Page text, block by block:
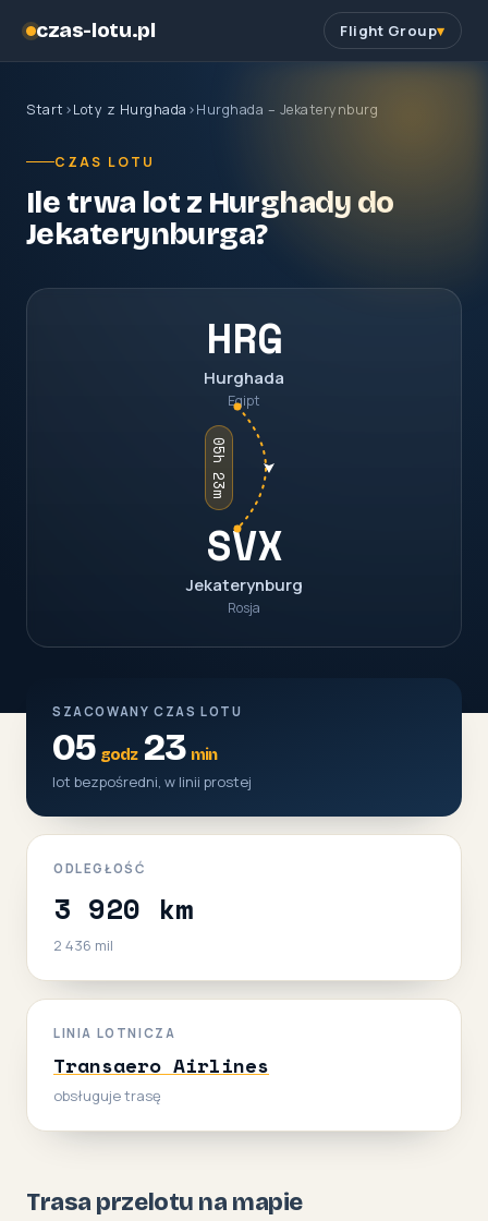
czas-lotu.pl Flight Group
Start ›Loty z Hurghada ›Hurghada – Jekaterynburg
CZAS LOTU
Ile trwa lot z Hurghady do
Jekaterynburga?
HRG
Hurghada
Egipt
05h 23m
SVX
Jekaterynburg
Rosja
SZACOWANY CZAS LOTU
05 godz23 min
lot bezpośredni, w linii prostej
ODLEGŁOŚĆ
3 920 km
2 436 mil
LINIA LOTNICZA
Transaero Airlines
obsługuje trasę
Trasa przelotu na mapie